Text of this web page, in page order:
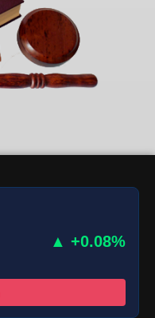
▲ +0.08%